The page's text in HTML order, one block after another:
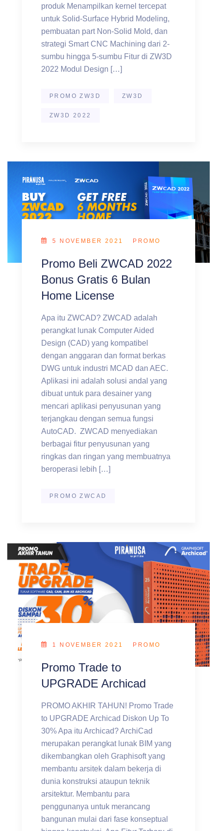
produk Menampilkan kernel tercepat
untuk Solid-Surface Hybrid Modeling,
pembuatan part Non-Solid Mold, dan
strategi Smart CNC Machining dari 2-
sumbu hingga 5-sumbu Fitur di ZW3D
2022 Modul Design […]
PROMO ZW3D ZW3D
ZW3D 2022
5 NOVEMBER 2021 PROMO
Promo Beli ZWCAD 2022
Bonus Gratis 6 Bulan
Home License
Apa itu ZWCAD? ZWCAD adalah
perangkat lunak Computer Aided
Design (CAD) yang kompatibel
dengan anggaran dan format berkas
DWG untuk industri MCAD dan AEC.
Aplikasi ini adalah solusi andal yang
dibuat untuk para desainer yang
mencari aplikasi penyusunan yang
terjangkau dengan semua fungsi
AutoCAD. ZWCAD menyediakan
berbagai fitur penyusunan yang
ringkas dan ringan yang membuatnya
beroperasi lebih […]
PROMO ZWCAD
1 NOVEMBER 2021 PROMO
Promo Trade to
UPGRADE Archicad
PROMO AKHIR TAHUN! Promo Trade
to UPGRADE Archicad Diskon Up To
30% Apa itu Archicad? ArchiCad
merupakan perangkat lunak BIM yang
dikembangkan oleh Graphisoft yang
membantu arsitek dalam bekerja di
dunia konstruksi ataupun teknik
arsitektur. Membantu para
penggunanya untuk merancang
bangunan mulai dari fase konseptual